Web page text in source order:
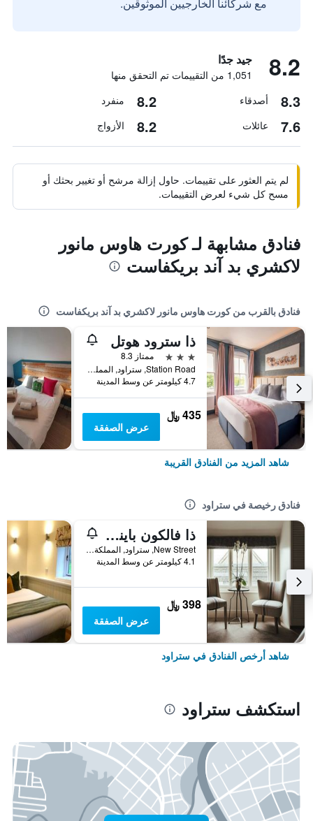
8.2 جيد جدًا
1,051 من التقييمات تم التحقق منها
8.3 أصدقاء 8.2 منفرد
7.6 عائلات 8.2 الأزواج
لم يتم العثور على تقييمات. حاول إزالة مرشح أو تغيير بحثك أو
مسح كل شيء لعرض التقييمات.
فنادق مشابهة لـ كورت هاوس مانور
لاكشري بد آند بريكفاست
فنادق بالقرب من كورت هاوس مانور لاكشري بد آند بريكفاست
ذا سترود هوتل
3 نجوم
ممتاز 8.3
Station Road, ستراود, المملكة المتحدة
4.7 كيلومتر عن وسط المدينة
435 ﷼
عرض الصفقة
شاهد المزيد من الفنادق القريبة
فنادق رخيصة في ستراود
ذا فالكون باينسويك
New Street, ستراود, المملكة المتحدة
4.1 كيلومتر عن وسط المدينة
398 ﷼
عرض الصفقة
شاهد أرخص الفنادق في ستراود
استكشف ستراود